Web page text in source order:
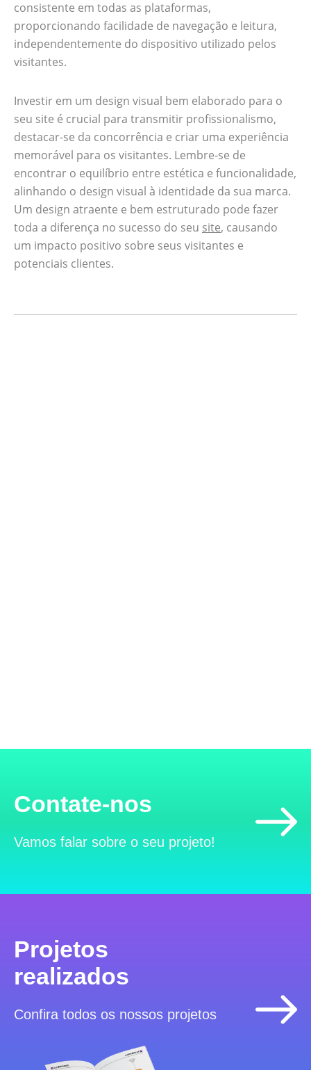
consistente em todas as plataformas,
proporcionando facilidade de navegação e leitura,
independentemente do dispositivo utilizado pelos
visitantes.
Investir em um design visual bem elaborado para o
seu site é crucial para transmitir profissionalismo,
destacar-se da concorrência e criar uma experiência
memorável para os visitantes. Lembre-se de
encontrar o equilíbrio entre estética e funcionalidade,
alinhando o design visual à identidade da sua marca.
Um design atraente e bem estruturado pode fazer
toda a diferença no sucesso do seu site, causando
um impacto positivo sobre seus visitantes e
potenciais clientes.
Contate-nos
Vamos falar sobre o seu projeto!
Projetos
realizados
Confira todos os nossos projetos